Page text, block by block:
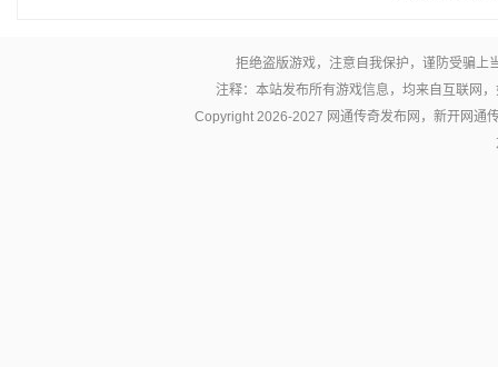
拒绝盗版游戏，注意自我保护，谨防受骗上
注释：本站发布所有游戏信息，均来自互联网
Copyright 2026-2027 网通传奇发布网，新开网通